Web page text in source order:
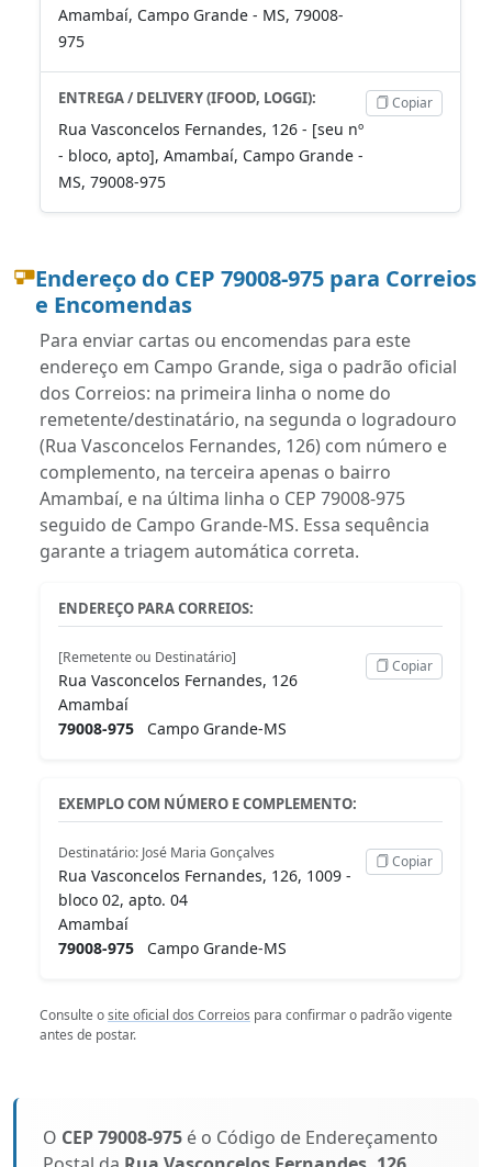
Amambaí, Campo Grande - MS, 79008-
975
ENTREGA / DELIVERY (IFOOD, LOGGI):
Rua Vasconcelos Fernandes, 126 - [seu nº
- bloco, apto], Amambaí, Campo Grande -
MS, 79008-975
Copiar
Endereço do CEP 79008-975 para Correios
e Encomendas
Para enviar cartas ou encomendas para este
endereço em Campo Grande, siga o padrão oficial
dos Correios: na primeira linha o nome do
remetente/destinatário, na segunda o logradouro
(Rua Vasconcelos Fernandes, 126) com número e
complemento, na terceira apenas o bairro
Amambaí, e na última linha o CEP 79008-975
seguido de Campo Grande-MS. Essa sequência
garante a triagem automática correta.
ENDEREÇO PARA CORREIOS:
[Remetente ou Destinatário]
Rua Vasconcelos Fernandes, 126
Amambaí
79008-975 Campo Grande-MS
Copiar
EXEMPLO COM NÚMERO E COMPLEMENTO:
Destinatário: José Maria Gonçalves
Rua Vasconcelos Fernandes, 126, 1009 -
bloco 02, apto. 04
Amambaí
79008-975 Campo Grande-MS
Copiar
Consulte osite oficial dos Correios para confirmar o padrão vigente
antes de postar.
O CEP 79008-975 é o Código de Endereçamento